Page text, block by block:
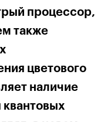
процессор,
также
цветового
наличие